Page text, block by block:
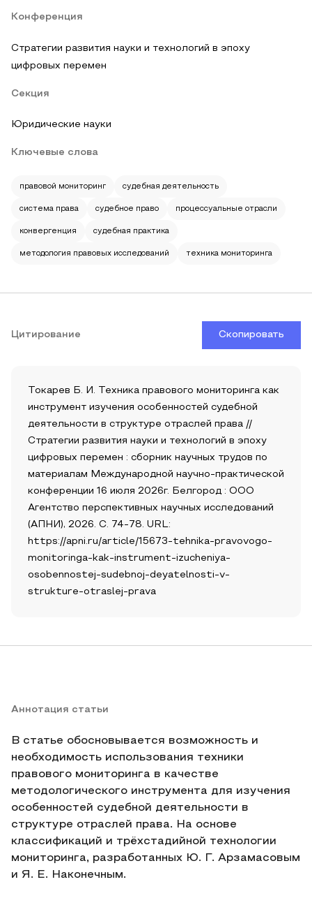
Конференция
Стратегии развития науки и технологий в эпоху
цифровых перемен
Секция
Юридические науки
Ключевые слова
правовой мониторинг судебная деятельность
система права судебное право процессуальные отрасли
конвергенция судебная практика
методология правовых исследований техника мониторинга
Цитирование Скопировать
Токарев Б. И. Техника правового мониторинга как
инструмент изучения особенностей судебной
деятельности в структуре отраслей права //
Стратегии развития науки и технологий в эпоху
цифровых перемен : сборник научных трудов по
материалам Международной научно-практической
конференции 16 июля 2026г. Белгород : ООО
Агентство перспективных научных исследований
(АПНИ), 2026. С. 74-78. URL:
https://apni.ru/article/15673-tehnika-pravovogo-
monitoringa-kak-instrument-izucheniya-
osobennostej-sudebnoj-deyatelnosti-v-
strukture-otraslej-prava
Аннотация статьи
В статье обосновывается возможность и
необходимость использования техники
правового мониторинга в качестве
методологического инструмента для изучения
особенностей судебной деятельности в
структуре отраслей права. На основе
классификаций и трёхстадийной технологии
мониторинга, разработанных Ю. Г. Арзамасовым
и Я. Е. Наконечным.